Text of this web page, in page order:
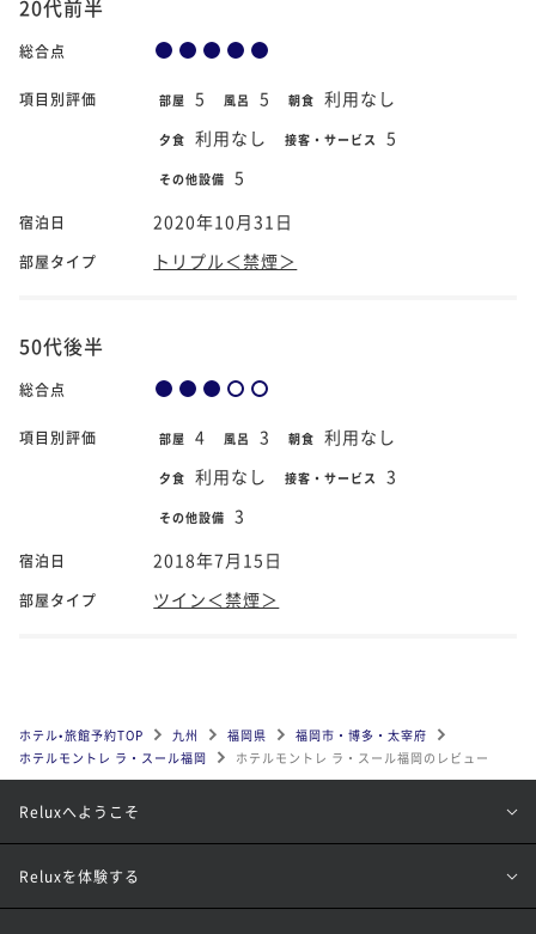
20代前半
総合点
項目別評価 部屋 5 風呂 5 朝食 利用なし
夕食 利用なし 接客・サービス 5
その他設備 5
宿泊日 2020年10月31日
部屋タイプ トリプル＜禁煙＞
50代後半
総合点
項目別評価 部屋 4 風呂 3 朝食 利用なし
夕食 利用なし 接客・サービス 3
その他設備 3
宿泊日 2018年7月15日
部屋タイプ ツイン＜禁煙＞
ホテル•旅館予約TOP 九州 福岡県
福岡市・博多・太宰府
ホテルモントレ ラ・スール福岡
ホテルモントレ ラ・スール福岡のレビュー
Reluxへようこそ
Reluxを体験する